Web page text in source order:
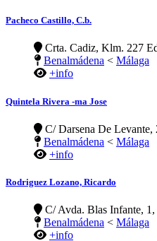
Pacheco Castillo, C.b.
Crta. Cadiz, Klm. 227
Benalmádena < Málaga
+info
Quintela Rivera -ma Jose
C/ Darsena De
Benalmádena < Málaga
+info
Rodriguez Lozano, Ricardo
C/ Avda. Blas Infante, 1,
Benalmádena < Málaga
+info